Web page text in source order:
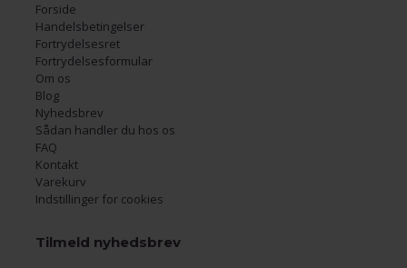
Forside
Handelsbetingelser
Fortrydelsesret
Fortrydelsesformular
Om os
Blog
Nyhedsbrev
Sådan handler du hos os
FAQ
Kontakt
Varekurv
Indstillinger for cookies
Tilmeld nyhedsbrev